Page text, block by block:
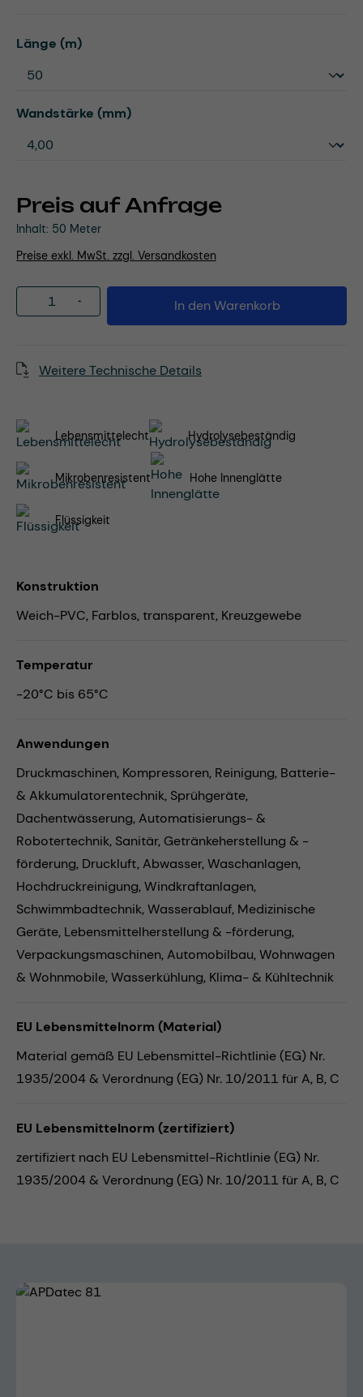
Preis auf Anfrage
Inhalt: 50 Meter
Preise exkl. MwSt. zzgl. Versandkosten
Länge (m)auswählen
Wandstärke (mm)auswählen
Produkt Anzahl: Gib den gewünschten
In den Warenkorb
Weitere Technische Details
Lebensmittelecht Hydrolysebeständig
Mikrobenresistent Hohe Innenglätte
Flüssigkeit
Konstruktion
Weich-PVC, Farblos, transparent, Kreuzgewebe
Temperatur
-20°C bis 65°C
Anwendungen
Druckmaschinen, Kompressoren, Reinigung, Batterie-
& Akkumulatorentechnik, Sprühgeräte,
Dachentwässerung,Automatisierungs- &
Robotertechnik, Sanitär, Getränkeherstellung & -
förderung, Druckluft,Abwasser,Waschanlagen,
Hochdruckreinigung,Windkraftanlagen,
Schwimmbadtechnik,Wasserablauf, Medizinische
Geräte, Lebensmittelherstellung & -förderung,
Verpackungsmaschinen,Automobilbau,Wohnwagen
& Wohnmobile,Wasserkühlung, Klima- & Kühltechnik
EU Lebensmittelnorm (Material)
Material gemäß EU Lebensmittel-Richtlinie (EG) Nr.
1935/2004 & Verordnung (EG) Nr. 10/2011 für A, B, C
EU Lebensmittelnorm (zertifiziert)
zertifiziert nach EU Lebensmittel-Richtlinie (EG) Nr.
1935/2004 & Verordnung (EG) Nr. 10/2011 für A, B, C
Bildergalerie überspringen